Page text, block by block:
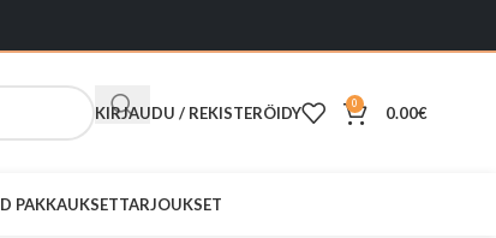
KIRJAUDU / REKISTERÖIDY 0 0.00€
PAKKAUKSETTARJOUKSET